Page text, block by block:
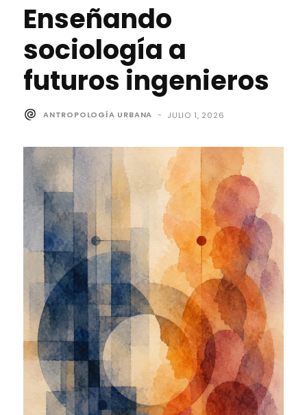
Enseñando
sociología a
futuros ingenieros
ANTROPOLOGÍA URBANA - JULIO 1, 2026